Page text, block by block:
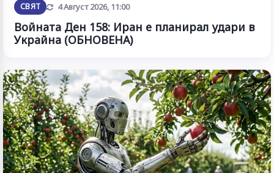
СВЯТ Обновена
4 Август 2026, 11:00
Войната Ден 158: Иран е планирал удари в
Украйна (ОБНОВЕНА)